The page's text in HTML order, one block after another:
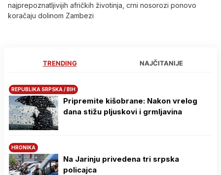
najprepoznatljivijih afričkih životinja, crni nosorozi ponovo
koračaju dolinom Zambezi
TRENDING NAJČITANIJE
REPUBLIKA SRPSKA / BIH
Pripremite kišobrane: Nakon vrelog
dana stižu pljuskovi i grmljavina
HRONIKA
Na Јarinju privedena tri srpska
policajca